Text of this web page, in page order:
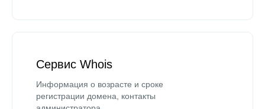
Сервис Whois
Информация о возрасте и сроке
регистрации домена, контакты